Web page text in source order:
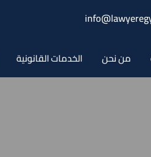
من نحن الخدمات القانونية